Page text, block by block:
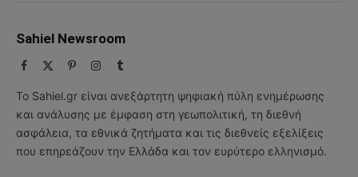
Sahiel Newsroom
Facebook PinterestInstagram
Tumblr
Το Sahiel.gr είναι ανεξάρτητη ψηφιακή πύλη ενημέρωσης
και ανάλυσης με έμφαση στη γεωπολιτική, τη διεθνή
ασφάλεια, τα εθνικά ζητήματα και τις διεθνείς εξελίξεις
που επηρεάζουν την Ελλάδα και τον ευρύτερο ελληνισμό.